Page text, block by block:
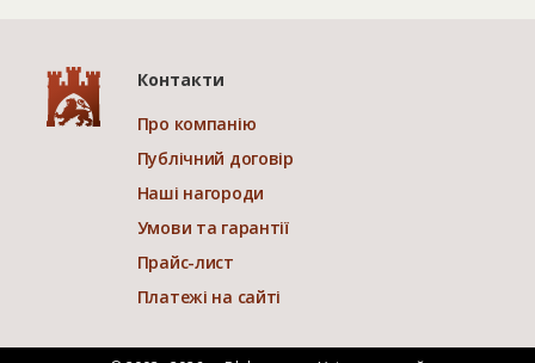
Контакти
Про компанію
Публічний договір
Наші нагороди
Умови та гарантії
Прайс-лист
Платежі на сайті